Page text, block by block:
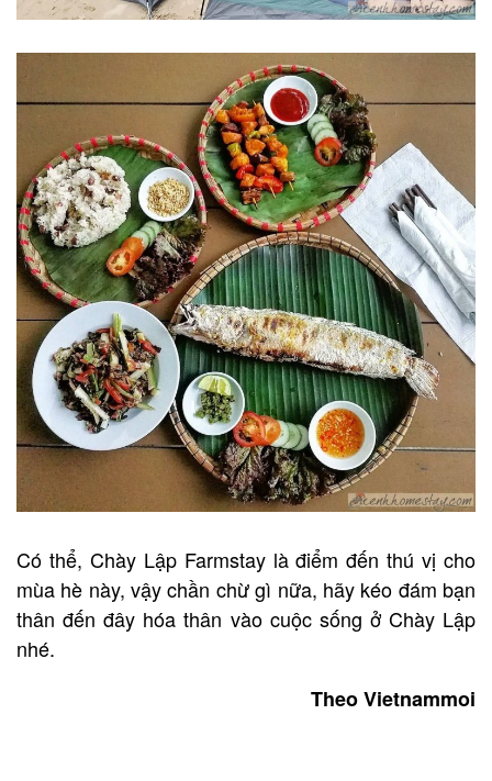
Có thể, Chày Lập Farmstay là điểm đến thú vị cho
mùa hè này, vậy chần chừ gì nữa, hãy kéo đám bạn
thân đến đây hóa thân vào cuộc sống ở Chày Lập
nhé.
Theo Vietnammoi